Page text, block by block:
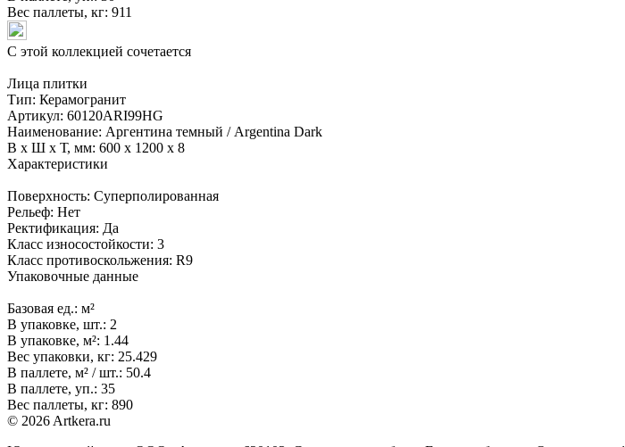
Вес паллеты, кг: 911
С этой коллекцией сочетается
Лица плитки
Тип: Керамогранит
Артикул: 60120ARI99HG
Наименование: Аргентина темный / Argentina Dark
В x Ш x Т, мм: 600 x 1200 x 8
Характеристики
Поверхность: Суперполированная
Рельеф: Нет
Ректификация: Да
Класс износостойкости: 3
Класс противоскольжения: R9
Упаковочные данные
Базовая ед.: м²
В упаковке, шт.: 2
В упаковке, м²: 1.44
Вес упаковки, кг: 25.429
В паллете, м² / шт.: 50.4
В паллете, уп.: 35
Вес паллеты, кг: 890
© 2026 Artkera.ru